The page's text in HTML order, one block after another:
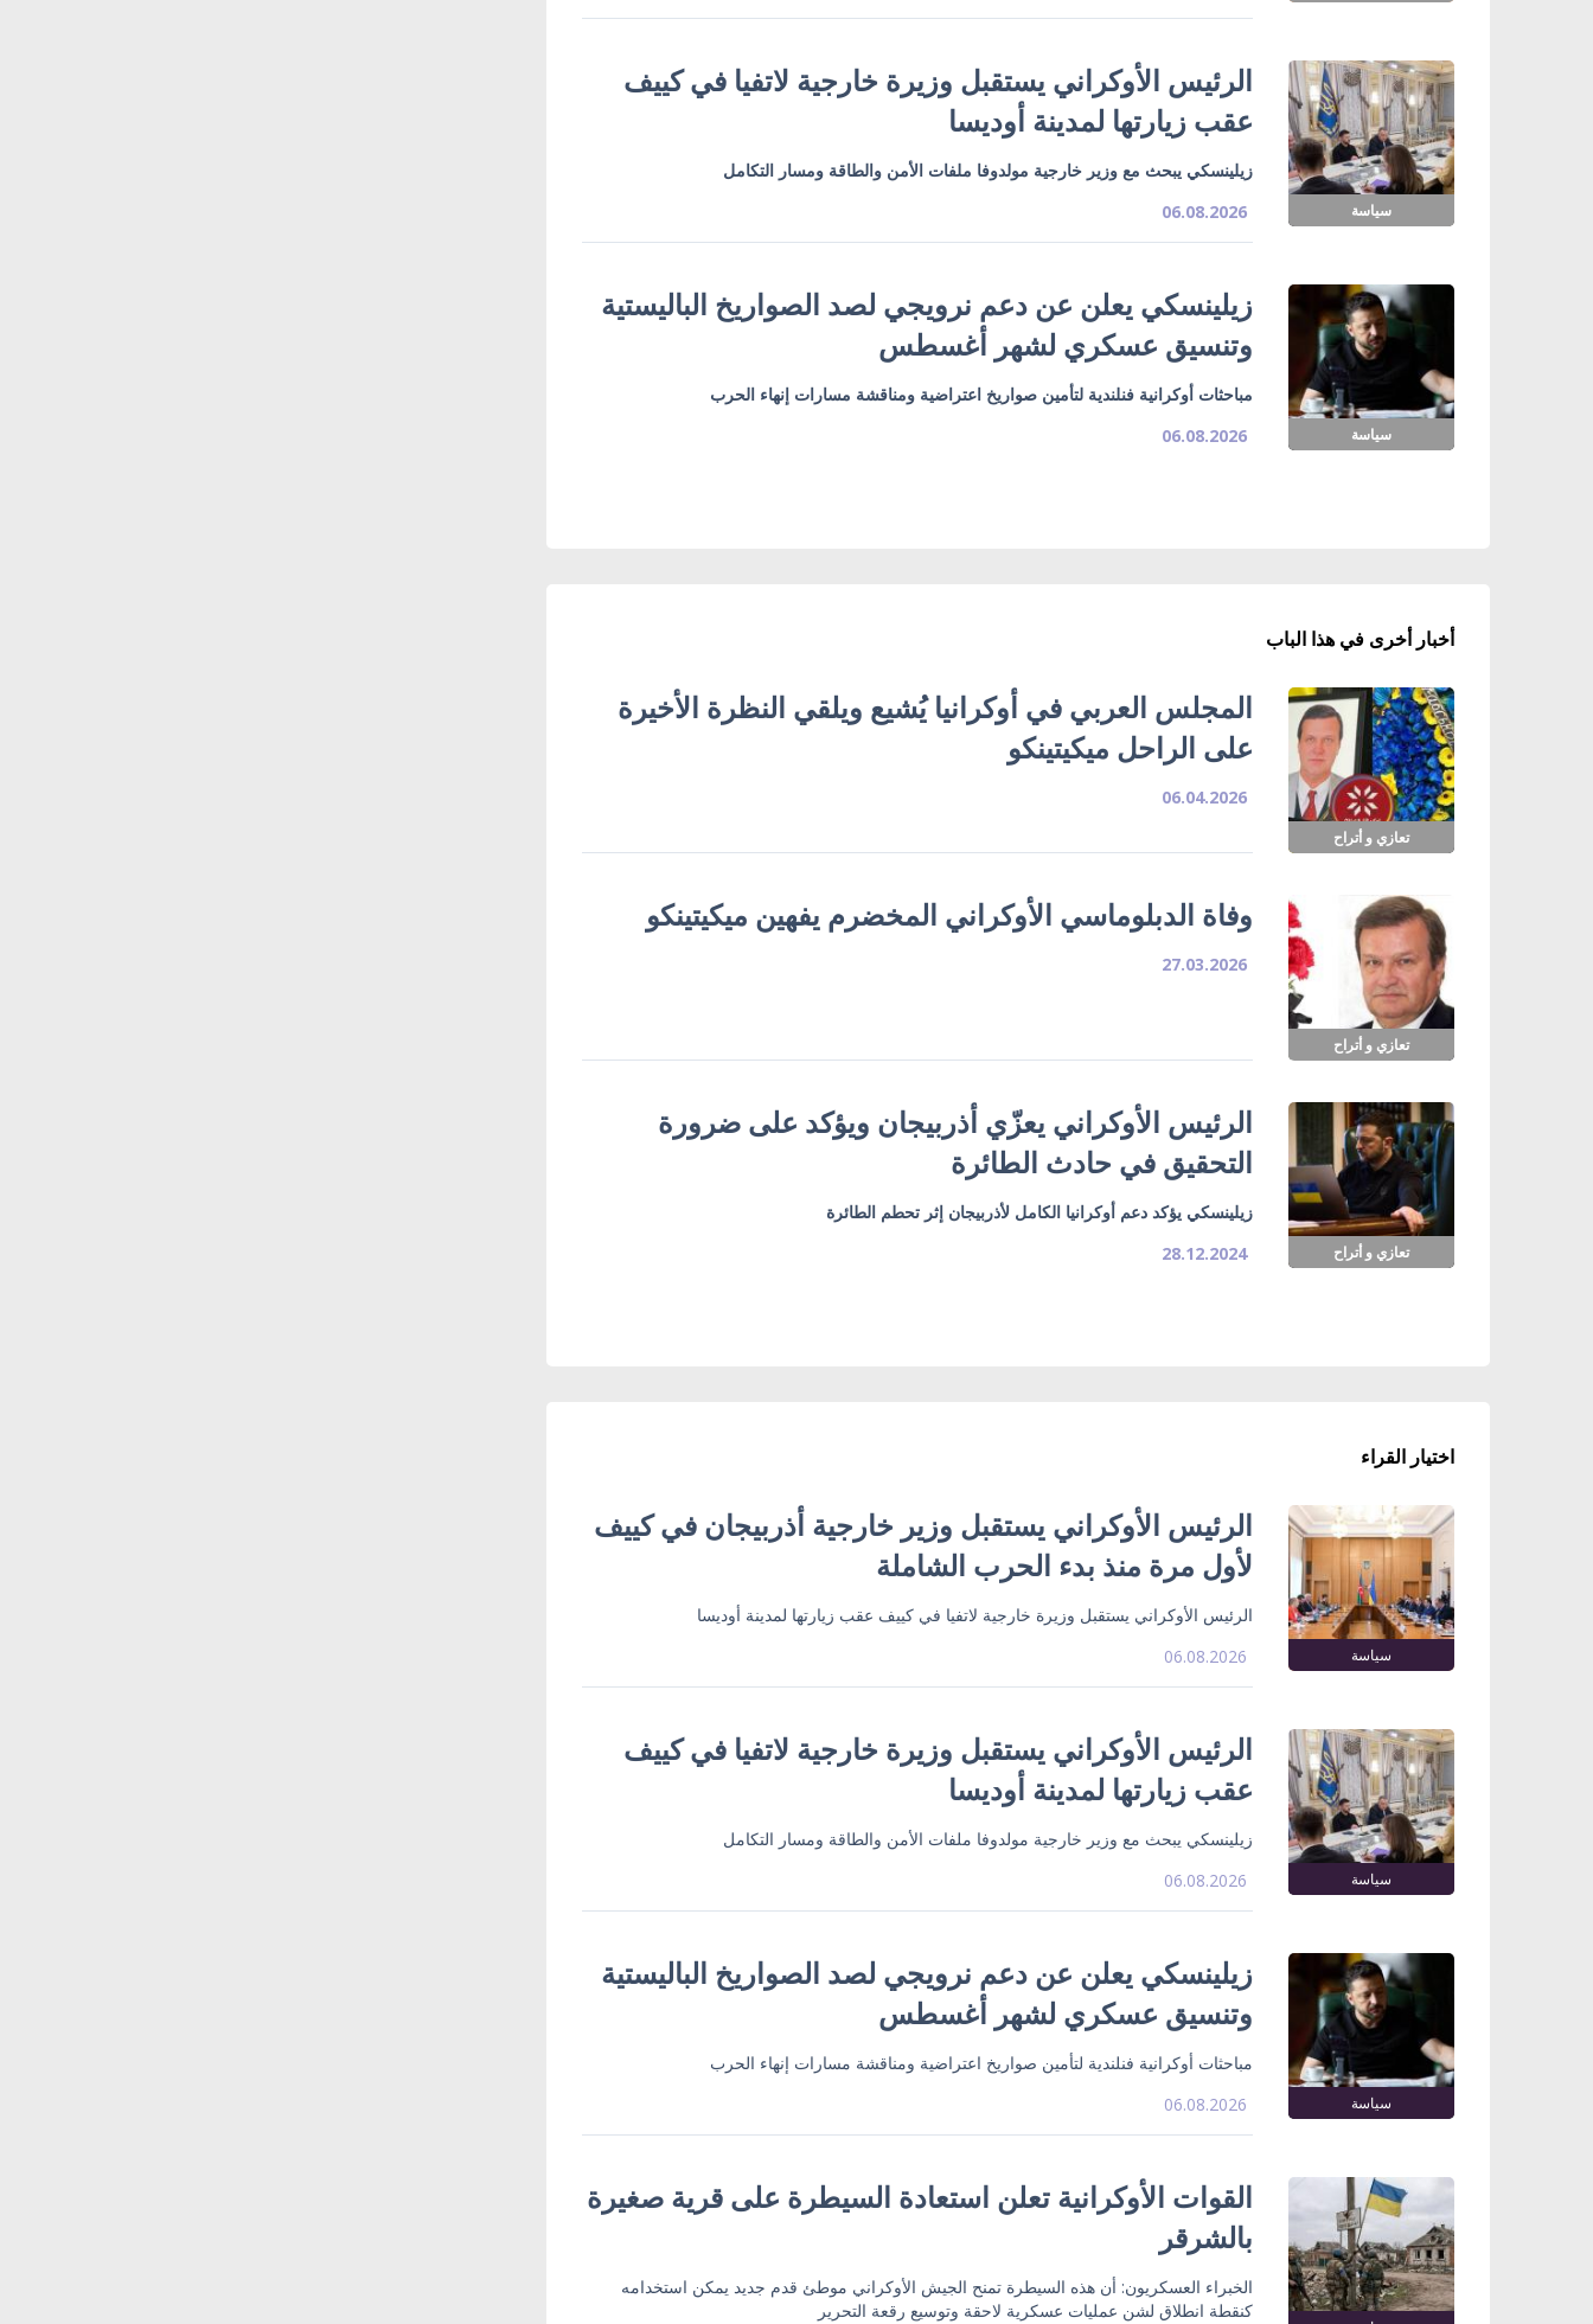
سياسة
الرئيس الأوكراني يستقبل وزيرة خارجية لاتفيا في كييف
عقب زيارتها لمدينة أوديسا
زيلينسكي يبحث مع وزير خارجية مولدوفا ملفات الأمن والطاقة ومسار التكامل
06.08.2026
سياسة
زيلينسكي يعلن عن دعم نرويجي لصد الصواريخ الباليستية
وتنسيق عسكري لشهر أغسطس
مباحثات أوكرانية فنلندية لتأمين صواريخ اعتراضية ومناقشة مسارات إنهاء الحرب
06.08.2026
أخبار أخرى في هذا الباب
تعازي و أتراح
‏المجلس العربي في أوكرانيا يُشيع ويلقي النظرة الأخيرة
على الراحل ميكيتينكو
06.04.2026
تعازي و أتراح
وفاة الدبلوماسي الأوكراني المخضرم يفهين ميكيتينكو
27.03.2026
تعازي و أتراح
الرئيس الأوكراني يعزّي أذربيجان ويؤكد على ضرورة
التحقيق في حادث الطائرة
زيلينسكي يؤكد دعم أوكرانيا الكامل لأذربيجان إثر تحطم الطائرة
28.12.2024
اختيار القراء
سياسة
الرئيس الأوكراني يستقبل وزير خارجية أذربيجان في كييف
لأول مرة منذ بدء الحرب الشاملة
الرئيس الأوكراني يستقبل وزيرة خارجية لاتفيا في كييف عقب زيارتها لمدينة أوديسا
06.08.2026
سياسة
الرئيس الأوكراني يستقبل وزيرة خارجية لاتفيا في كييف
عقب زيارتها لمدينة أوديسا
زيلينسكي يبحث مع وزير خارجية مولدوفا ملفات الأمن والطاقة ومسار التكامل
06.08.2026
سياسة
زيلينسكي يعلن عن دعم نرويجي لصد الصواريخ الباليستية
وتنسيق عسكري لشهر أغسطس
مباحثات أوكرانية فنلندية لتأمين صواريخ اعتراضية ومناقشة مسارات إنهاء الحرب
06.08.2026
القوات الأوكرانية تعلن استعادة السيطرة على قرية صغيرة
بالشرقر
الخبراء العسكريون: أن هذه السيطرة تمنح الجيش الأوكراني موطئ قدم جديد يمكن استخدامه
كنقطة انطلاق لشن عمليات عسكرية لاحقة وتوسيع رقعة التحرير